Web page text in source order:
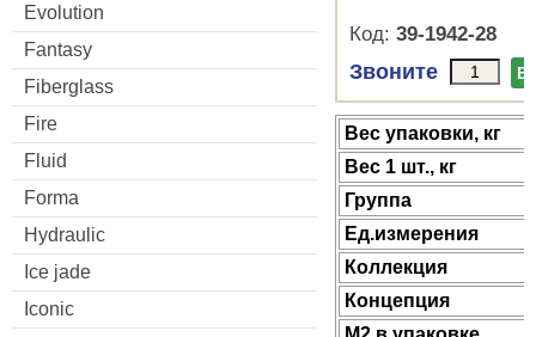
Evolution
Fantasy
Fiberglass
Fire
Fluid
Forma
Hydraulic
Ice jade
Iconic
Код: 39-1942-28
Звоните В
Веc упаковки, кг
Вес 1 шт., кг
Группа
Ед.измерения
Коллекция
Концепция